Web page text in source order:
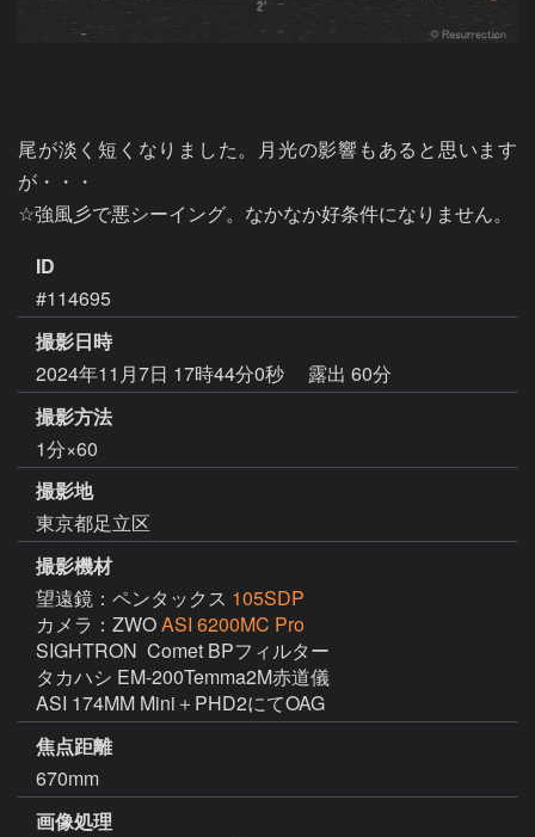
尾が淡く短くなりました。月光の影響もあると思います
が・・・
☆強風彡で悪シーイング。なかなか好条件になりません。
ID
#114695
撮影日時
2024年11月7日 17時44分0秒
露出 60分
撮影方法
1分×60
撮影地
東京都足立区
撮影機材
望遠鏡：ペンタックス 105SDP
カメラ：ZWOASI 6200MC Pro
SIGHTRON  Comet BPフィルター
タカハシ EM-200Temma2M赤道儀
ASI 174MM Mini＋PHD2にてOAG
焦点距離
670mm
画像処理